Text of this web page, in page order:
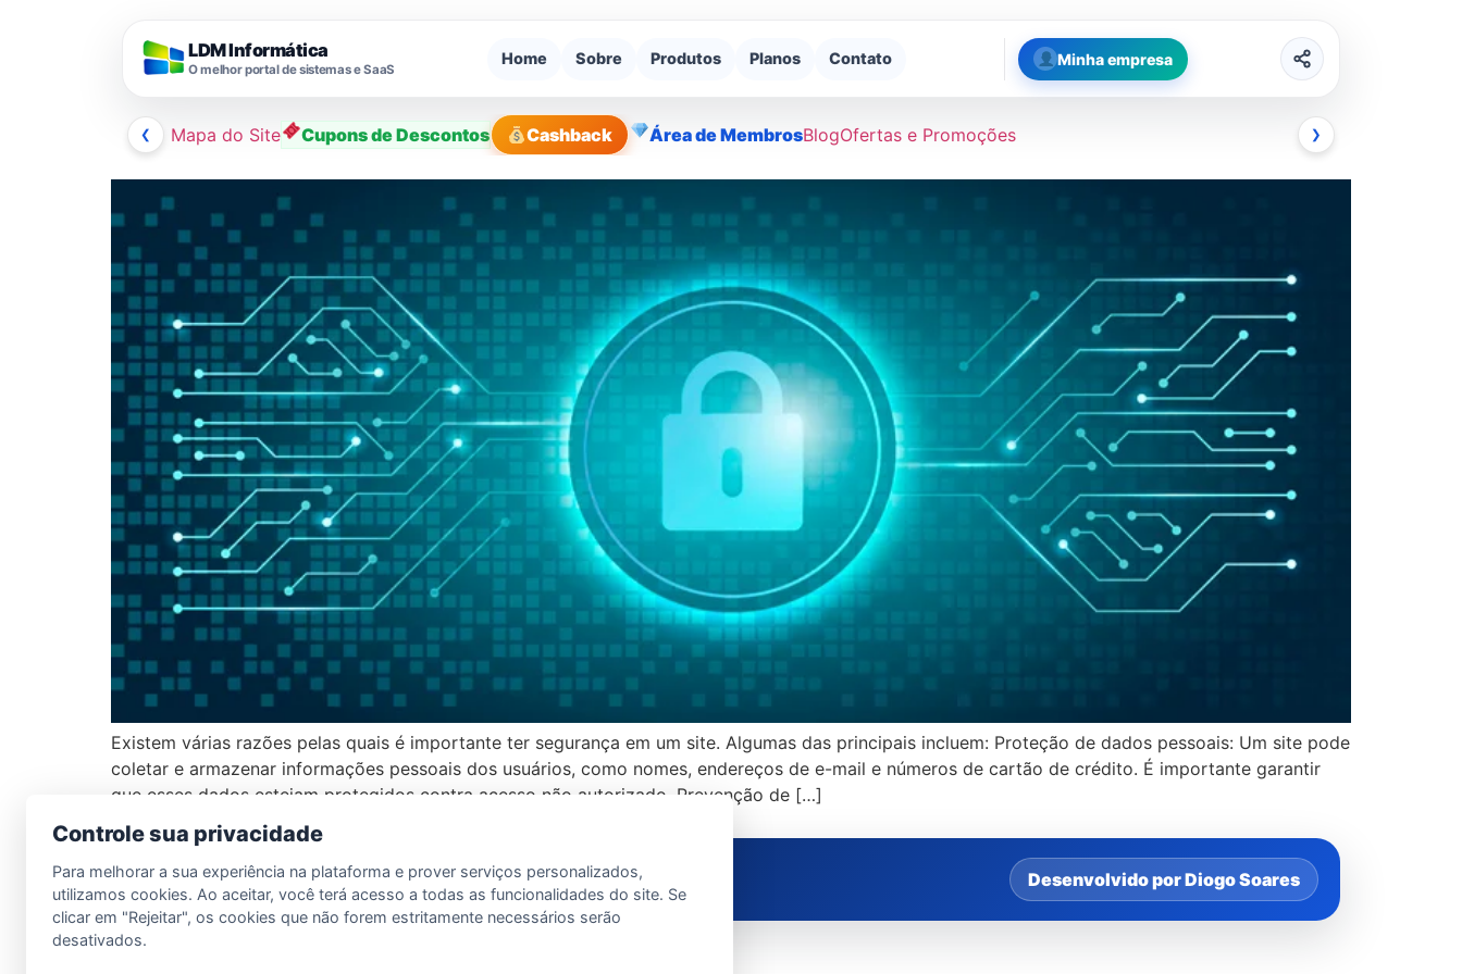
LDM Informática
O melhor portal de sistemas e SaaS
Home Sobre Produtos Planos Contato Minha empresa
❮ Mapa do Site Cupons de Descontos Cashback Área de MembrosBlogOfertas e Promoções ❯
Existem várias razões pelas quais é importante ter segurança em um site. Algumas das principais incluem: Proteção de dados pessoais: Um site pode
coletar e armazenar informações pessoais dos usuários, como nomes, endereços de e-mail e números de cartão de crédito. É importante garantir
que esses dados estejam protegidos contra acesso não autorizado. Prevenção de […]
LDM Informática Desenvolvido por Diogo Soares
Controle sua privacidade
Para melhorar a sua experiência na plataforma e prover serviços personalizados,
utilizamos cookies. Ao aceitar, você terá acesso a todas as funcionalidades do site. Se
clicar em "Rejeitar", os cookies que não forem estritamente necessários serão
desativados.